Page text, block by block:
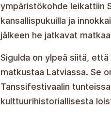
ympäristökohde leikattiin
kansallispukuilla ja
jälkeen he jatkavat
Sigulda on ylpeä siitä,
matkustaa Latviassa. Se
Tanssifestivaalin
kulttuurihistoriallisesta